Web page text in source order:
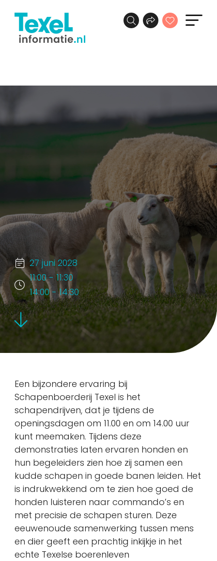
27 juni 2028
11:00 - 11:30
14:00 - 14:30
Een bijzondere ervaring bij
Schapenboerderij Texel is het
schapendrijven, dat je tijdens de
openingsdagen om 11.00 en om 14.00 uur
kunt meemaken. Tijdens deze
demonstraties laten ervaren honden en
hun begeleiders zien hoe zij samen een
kudde schapen in goede banen leiden. Het
is indrukwekkend om te zien hoe goed de
honden luisteren naar commando’s en
met precisie de schapen sturen. Deze
eeuwenoude samenwerking tussen mens
en dier geeft een prachtig inkijkje in het
echte Texelse boerenleven